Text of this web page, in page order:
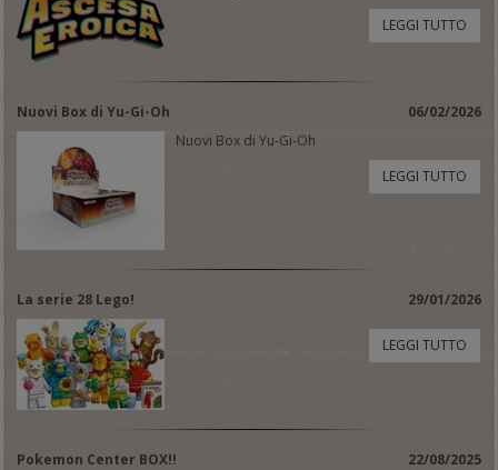
LEGGI TUTTO
Nuovi Box di Yu-Gi-Oh
06/02/2026
Nuovi Box di Yu-Gi-Oh
LEGGI TUTTO
La serie 28 Lego! 29/01/2026
LEGGI TUTTO
Pokemon Center BOX!!
22/08/2025